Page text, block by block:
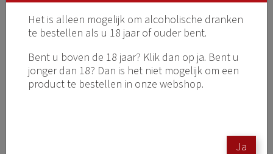
Het is alleen mogelijk om alcoholische dranken
te bestellen als u 18 jaar of ouder bent.
Bent u boven de 18 jaar? Klik dan op ja. Bent u
jonger dan 18? Dan is het niet mogelijk om een
product te bestellen in onze webshop.
Ja
'Schermers'.
BINNENbij Schermer 1782